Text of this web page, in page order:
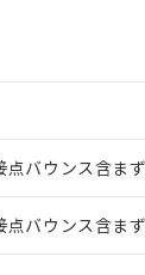
バウンス含ま
バウンス含ま
御機器事業取
商品の中には
た時点での実際
標準価格はお
別名：DOP)
酸ジイソブチル
び制御機器に対する
ては閾値を超える
が中国RoHS
が中国RoHS
販売部門へお問
：
、 Cd(カドミ
ポリ臭化ビフ
、 DIBP(フタル酸
シル)) : 1000ppm
品のうち、外
への提供する
とります。
兵器、ミサイ
庫あり